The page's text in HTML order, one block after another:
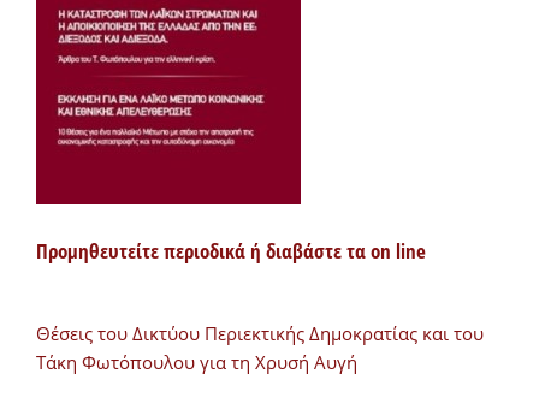
Προμηθευτείτε περιοδικά ή διαβάστε τα on line
Θέσεις του Δικτύου Περιεκτικής Δημοκρατίας και του
Τάκη Φωτόπουλου για τη Χρυσή Αυγή